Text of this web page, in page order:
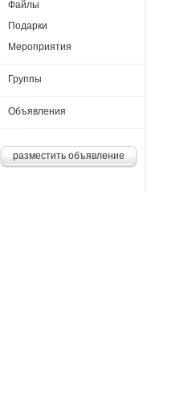
Файлы
Подарки
Мероприятия
Группы
Объявления
разместить объявление